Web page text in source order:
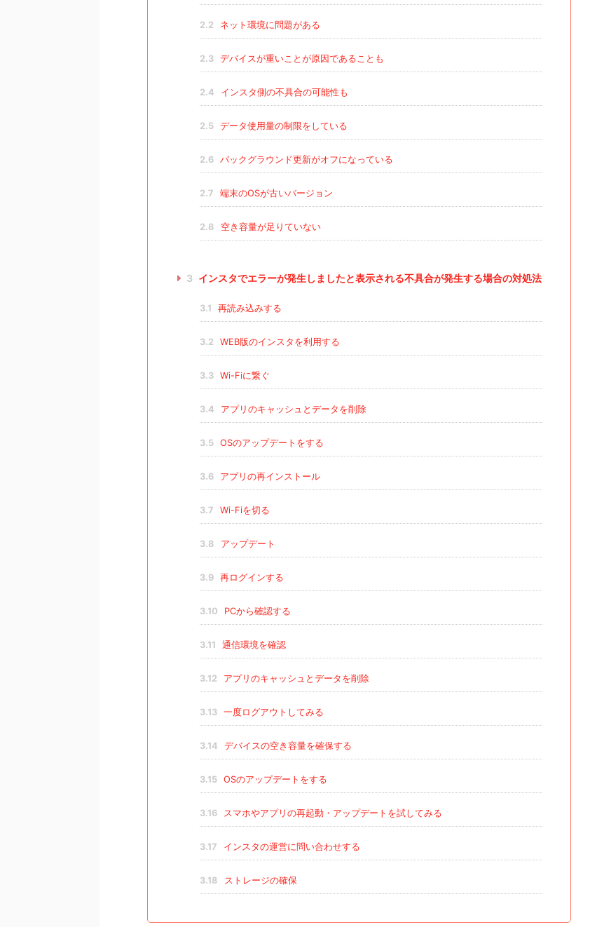
2.2 ネット環境に問題がある
2.3 デバイスが重いことが原因であることも
2.4 インスタ側の不具合の可能性も
2.5 データ使用量の制限をしている
2.6 バックグラウンド更新がオフになっている
2.7 端末のOSが古いバージョン
2.8 空き容量が足りていない
3 インスタでエラーが発生しましたと表示される不具合が発生する場合の対処法
3.1 再読み込みする
3.2 WEB版のインスタを利用する
3.3 Wi-Fiに繋ぐ
3.4 アプリのキャッシュとデータを削除
3.5 OSのアップデートをする
3.6 アプリの再インストール
3.7 Wi-Fiを切る
3.8 アップデート
3.9 再ログインする
3.10 PCから確認する
3.11 通信環境を確認
3.12 アプリのキャッシュとデータを削除
3.13 一度ログアウトしてみる
3.14 デバイスの空き容量を確保する
3.15 OSのアップデートをする
3.16 スマホやアプリの再起動・アップデートを試してみる
3.17 インスタの運営に問い合わせする
3.18 ストレージの確保